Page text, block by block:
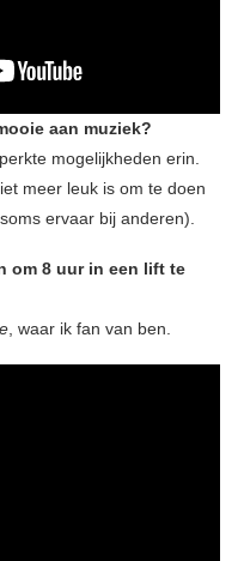
aan muziek?
mogelijkheden erin.
meer leuk is om te doen
ervaar bij anderen).
om 8 uur in een lift te
, waar ik fan van ben.